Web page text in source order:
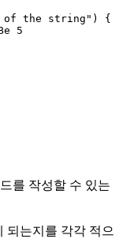
of the string" ) {
5
를 작성할 수 있는
되는지를 각각 적으